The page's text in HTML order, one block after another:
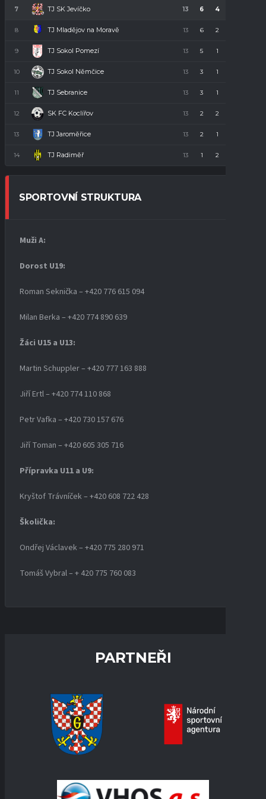
7 TJ SK Jevíčko 13 6 4
8 TJ Mladějov na Moravě 13 6 2
9 TJ Sokol Pomezí 13 5 1
10 TJ Sokol Němčice 13 3 1
11 TJ Sebranice 13 3 1
12 SK FC Koclířov 13 2 2
13 TJ Jaroměřice 13 2 1
14 TJ Radiměř 13 1 2
SPORTOVNÍ STRUKTURA
Muži A:
Dorost U19:
Roman Seknička – +420 776 615 094
Milan Berka – +420 774 890 639
Žáci U15 a U13:
Martin Schuppler – +420 777 163 888
Jiří Ertl – +420 774 110 868
Petr Vafka – +420 730 157 676
Jiří Toman – +420 605 305 716
Přípravka U11 a U9:
Kryštof Trávníček – +420 608 722 428
Školička:
Ondřej Václavek – +420 775 280 971
Tomáš Vybral – + 420 775 760 083
PARTNEŘI